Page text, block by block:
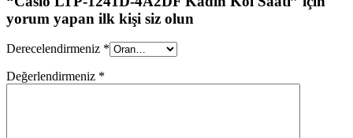
yorum yapan ilk kişi siz olun
Derecelendirmeniz *
Değerlendirmeniz *